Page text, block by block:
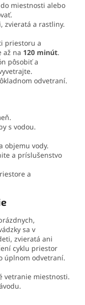
miestnosti alebo
zvieratá a rastliny.
priestoru a
až na 120 minút.
pôsobiť a
odvetraní.
s vodou.
objemu vody.
a príslušenstvo
a
sa v
zvieratá ani
cyklu priestor
úplnom odvetraní.
vetranie miestnosti.